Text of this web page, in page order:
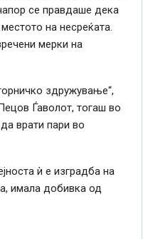
се правдаше дека
на несреќата.
мерки на
здружување“,
Ѓаволот, тогаш во
врати пари во
ѝ е изградба на
имала добивка од